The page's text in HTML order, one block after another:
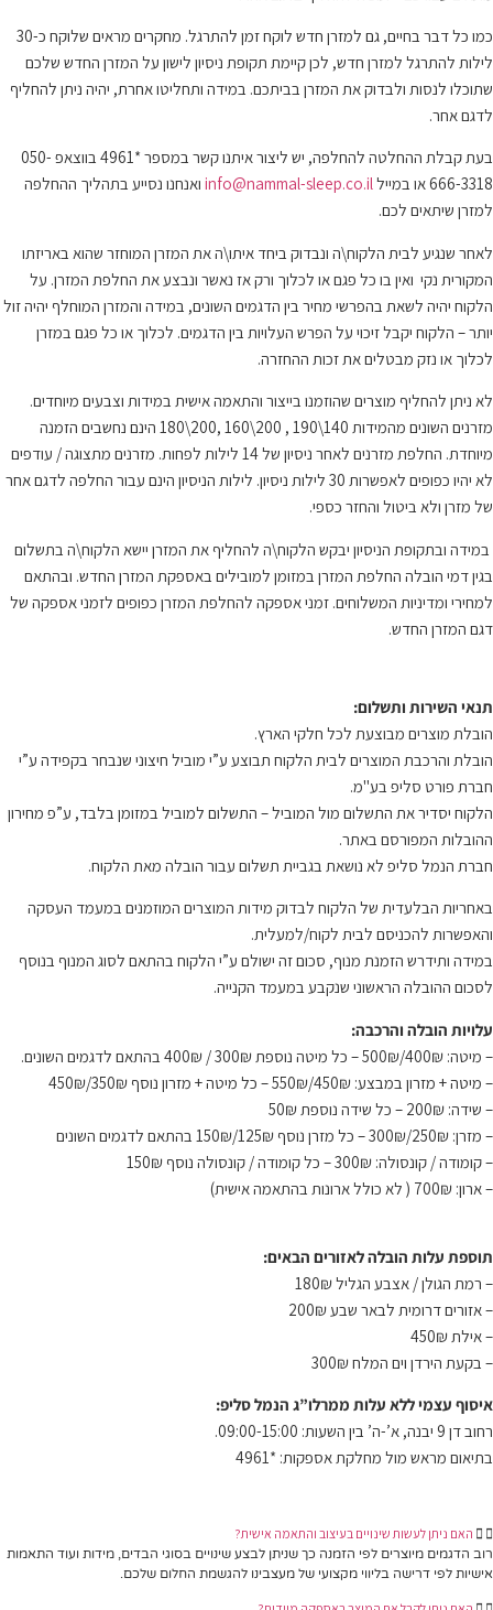
האם ניתן לעשות שינויים בעיצוב והתאמה אישית?
רוב הדגמים מיוצרים לפי הזמנה כך שניתן לבצע שינויים בסוגי הבדים, מידות ועוד התאמות
אישיות לפי דרישה בליווי מקצועי של מעצבינו להגשמת החלום שלכם.
תנאי השירות ותשלום:
הובלת מוצרים מבוצעת לכל חלקי הארץ.
הובלת והרכבת המוצרים לבית הלקוח תבוצע ע”י מוביל חיצוני שנבחר בקפידה ע”י
חברת פורט סליפ בע"מ.
הלקוח יסדיר את התשלום מול המוביל – התשלום למוביל במזומן בלבד, ע”פ מחירון
ההובלות המפורסם באתר.
חברת הנמל סליפ לא נושאת בגביית תשלום עבור הובלה מאת הלקוח.
באחריות הבלעדית של הלקוח לבדוק מידות המוצרים המוזמנים במעמד העסקה
והאפשרות להכניסם לבית לקוח/למעלית.
במידה ותידרש הזמנת מנוף, סכום זה ישולם ע”י הלקוח בהתאם לסוג המנוף בנוסף
לסכום ההובלה הראשוני שנקבע במעמד הקנייה.
עלויות הובלה והרכבה:
– מיטה: 400₪/500₪ – כל מיטה נוספת 300₪ / 400₪ בהתאם לדגמים השונים.
– מיטה + מזרון במבצע: 450₪/550₪ – כל מיטה + מזרון נוסף 350₪/450₪
– שידה: 200₪ – כל שידה נוספת 50₪
– מזרן: 250₪/300₪ – כל מזרן נוסף 125₪/150₪ בהתאם לדגמים השונים
– קומודה / קונסולה: 300₪ – כל קומודה / קונסולה נוסף 150₪
– ארון: 700₪ ( לא כולל ארונות בהתאמה אישית)
תוספת עלות הובלה לאזורים הבאים:
– רמת הגולן / אצבע הגליל 180₪
– אזורים דרומית לבאר שבע 200₪
– אילת 450₪
– בקעת הירדן וים המלח 300₪
איסוף עצמי ללא עלות ממרלו”ג הנמל סליפ:
רחוב דן 9 יבנה, א’-ה’ בין השעות: 09:00-15:00.
בתיאום מראש מול מחלקת אספקות: *4961
כמו כל דבר בחיים, גם למזרן חדש לוקח זמן להתרגל. מחקרים מראים שלוקח כ-30
לילות להתרגל למזרן חדש, לכן קיימת תקופת ניסיון לישון על המזרן החדש שלכם
שתוכלו לנסות ולבדוק את המזרן בביתכם. במידה ותחליטו אחרת, יהיה ניתן להחליף
לדגם אחר.
בעת קבלת ההחלטה להחלפה, יש ליצור איתנו קשר במספר *4961 בווצאפ 050-
666-3318 או במייל
info@nammal-sleep.co.il ואנחנו נסייע בתהליך ההחלפה
למזרן שיתאים לכם.
לאחר שנגיע לבית הלקוח\ה ונבדוק ביחד איתו\ה את המזרן המוחזר שהוא באריזתו
המקורית נקי ואין בו כל פגם או לכלוך ורק אז נאשר ונבצע את החלפת המזרן. על
הלקוח יהיה לשאת בהפרשי מחיר בין הדגמים השונים, במידה והמזרן המוחלף יהיה זול
יותר – הלקוח יקבל זיכוי על הפרש העלויות בין הדגמים. לכלוך או כל פגם במזרן
לכלוך או נזק מבטלים את זכות ההחזרה.
לא ניתן להחליף מוצרים שהוזמנו בייצור והתאמה אישית במידות וצבעים מיוחדים.
מזרנים השונים מהמידות 140\190 , 200\160 ,200\180 הינם נחשבים הזמנה
מיוחדת. החלפת מזרנים לאחר ניסיון של 14 לילות לפחות. מזרנים מתצוגה / עודפים
לא יהיו כפופים לאפשרות 30 לילות ניסיון. לילות הניסיון הינם עבור החלפה לדגם אחר
של מזרן ולא ביטול והחזר כספי.
במידה ובתקופת הניסיון יבקש הלקוח\ה להחליף את המזרן יישא הלקוח\ה בתשלום
בגין דמי הובלה החלפת המזרן במזומן למובילים באספקת המזרן החדש. ובהתאם
למחירי ומדיניות המשלוחים. זמני אספקה להחלפת המזרן כפופים לזמני אספקה של
דגם המזרן החדש.